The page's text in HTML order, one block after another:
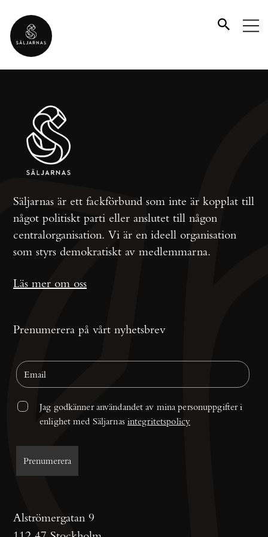
Säljarnas är ett fackförbund som inte är kopplat till
något politiskt parti eller anslutet till någon
centralorganisation. Vi är en ideell organisation
som styrs demokratiskt av medlemmarna.
Läs mer om oss
Prenumerera på vårt nyhetsbrev
Jag godkänner användandet av mina personuppgifter i
enlighet med Säljarnas integritetspolicy
Alströmergatan 9